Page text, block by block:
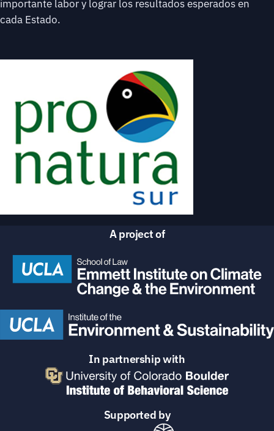
importante labor y lograr los resultados esperados en
cada Estado.
A project of
In partnership with
Supported by